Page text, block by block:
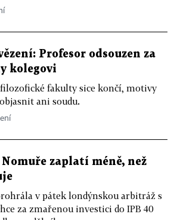
Profesor odsouzen za
kolegovi
fakulty sice končí, motivy
ani soudu.
zaplatí méně, než
v pátek londýnskou arbitráž s
za zmařenou investici do IPB 40